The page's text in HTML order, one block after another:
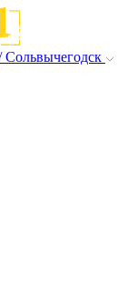
Сольвычегодск